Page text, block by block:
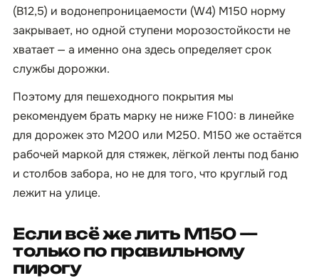
(B12,5) и водонепроницаемости (W4) М150 норму
закрывает, но одной ступени морозостойкости не
хватает — а именно она здесь определяет срок
службы дорожки.
Поэтому для пешеходного покрытия мы
рекомендуем брать марку не ниже F100: в линейке
для дорожек это М200 или М250. М150 же остаётся
рабочей маркой для стяжек, лёгкой ленты под баню
и столбов забора, но не для того, что круглый год
лежит на улице.
Если всё же лить М150 —
только по правильному
пирогу